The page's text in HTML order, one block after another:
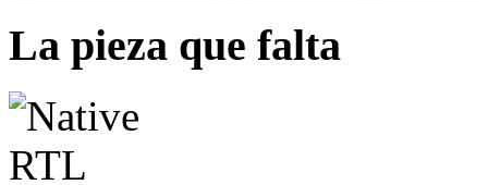
La pieza que falta